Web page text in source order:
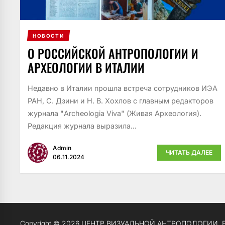
НОВОСТИ
О РОССИЙСКОЙ АНТРОПОЛОГИИ И
АРХЕОЛОГИИ В ИТАЛИИ
Недавно в Италии прошла встреча сотрудников ИЭА
РАН, С. Дзини и Н. В. Хохлов с главным редакторов
журнала "Archeologia Viva" (Живая Археология).
Редакция журнала выразила...
Admin
06.11.2024
ЧИТАТЬ ДАЛЕЕ